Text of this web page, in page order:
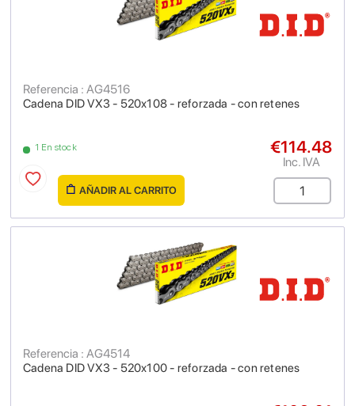
Cadena DID VX3 - 520x108 - reforzada - con retenes
Referencia : AG4516
1 En stock €114.48
Inc. IVA
AÑADIR AL CARRITO
Cadena DID VX3 - 520x100 - reforzada - con retenes
Referencia : AG4514